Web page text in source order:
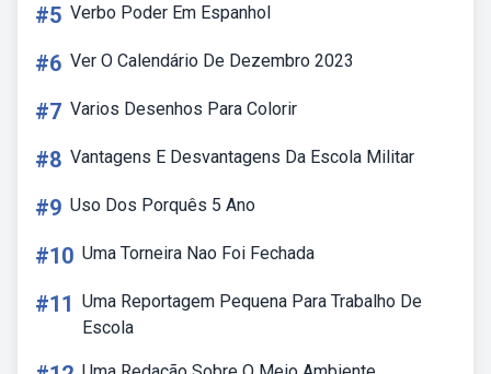
#5 Verbo Poder Em Espanhol
#6 Ver O Calendário De Dezembro 2023
#7 Varios Desenhos Para Colorir
#8 Vantagens E Desvantagens Da Escola Militar
#9 Uso Dos Porquês 5 Ano
#10 Uma Torneira Nao Foi Fechada
#11 Uma Reportagem Pequena Para Trabalho De
Escola